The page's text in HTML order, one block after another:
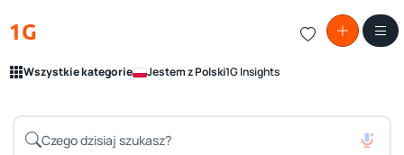
1G
Wszystkie kategorie Jestem z Polski1G Insights